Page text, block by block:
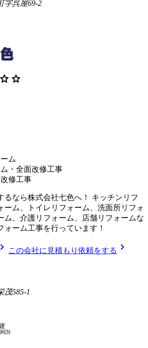
字呉屋69-2
star star
ム
・全面改修工事
修工事
るなら株式会社七色へ！ キッチンリフ
ーム、トイレリフォーム、洗面所リフォ
ム、介護リフォーム、店舗リフォームな
ォーム工事を行っています！
chevron_right この会社に見積もり依頼をする chevron_right
茂585-1